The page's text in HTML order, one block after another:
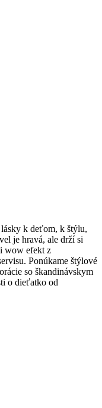
k deťom, k štýlu,
je hravá, ale drží si
wow efekt z
Ponúkame štýlové
so škandinávskym
o dieťatko od